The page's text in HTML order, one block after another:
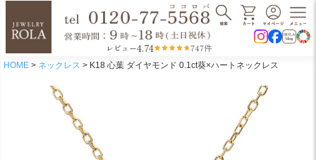
レビュー4.74 747件
HOME ネックレス K18 心葉 ダイヤモンド 0.1ct葵×ハートネックレス